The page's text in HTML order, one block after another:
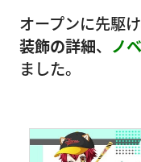
オープンに先駆け
装飾の詳細、 ノ
ました。